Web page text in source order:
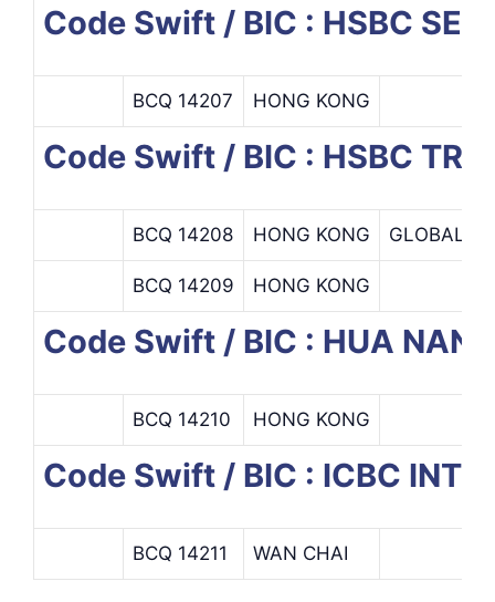
Code Swift / BIC : HSBC
BCQ 14207 HONG KONG
Code Swift / BIC : HSBC
BCQ 14208 HONG KONG GLOBAL
BCQ 14209 HONG KONG
Code Swift / BIC : HUA NAN
BCQ 14210 HONG KONG
Code Swift / BIC : ICBC
BCQ 14211 WAN CHAI